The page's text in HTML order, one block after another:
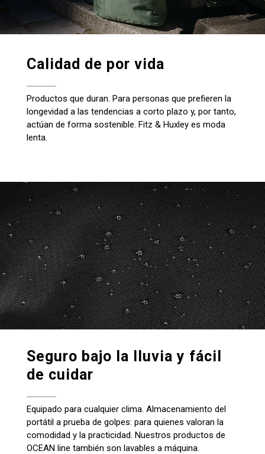
Calidad de por vida
Productos que duran. Para personas que prefieren la
longevidad a las tendencias a corto plazo y, por tanto,
actúan de forma sostenible. Fitz & Huxley es moda
lenta.
Seguro bajo la lluvia y fácil
de cuidar
Equipado para cualquier clima. Almacenamiento del
portátil a prueba de golpes: para quienes valoran la
comodidad y la practicidad. Nuestros productos de
OCEAN line también son lavables a máquina.